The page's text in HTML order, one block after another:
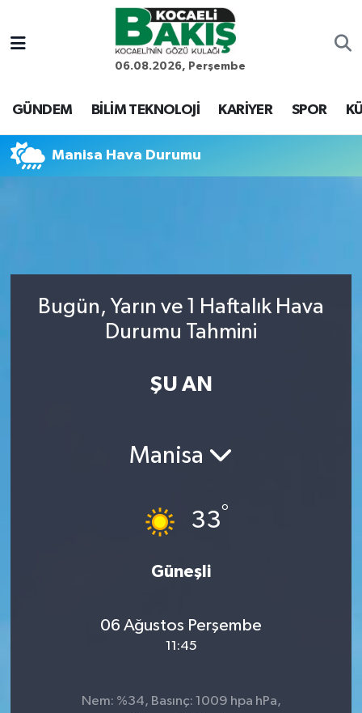
06.08.2026, Perşembe
GÜNDEM BİLİM TEKNOLOJİ KARİYER SPOR
Manisa Hava Durumu
Bugün, Yarın ve 1 Haftalık Hava
Durumu Tahmini
ŞU AN
Manisa
33°
Güneşli
06 Ağustos Perşembe
11:45
Nem: %34, Basınç: 1009 hpa hPa,
Kocaeli Nöbetçi Eczaneler
Kocaeli Hava Durumu
Haber Arşivi